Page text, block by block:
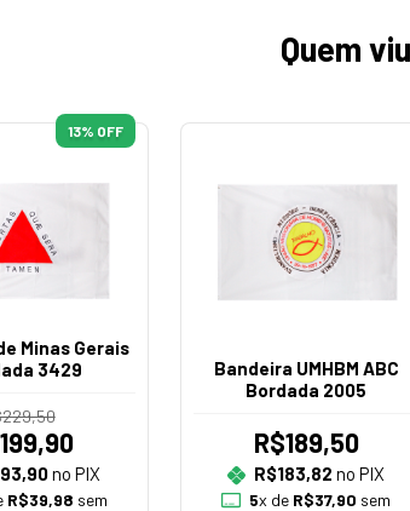
Quem
13% OFF
Minas Gerais
3429
no PIX
R$39,98 sem
Bandeira UMHBM ABC
Bordada 2005
R$189,50
R$183,82 no PIX
5x de R$37,90 sem